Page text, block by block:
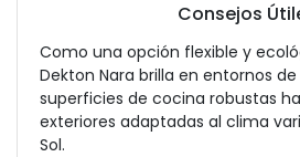
Consejos
Como una opción flexible y
Dekton Nara brilla en entornos de
superficies de cocina robustas
exteriores adaptadas al clima
Sol.